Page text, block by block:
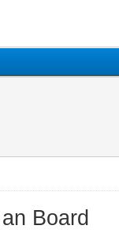
Board